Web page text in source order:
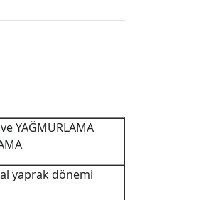
YAĞMURLAMA
yaprak dönemi